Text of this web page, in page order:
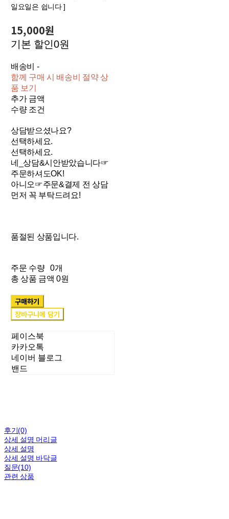
일요일은 쉽니다 ]
15,000원
기본 할인0원
배송비 -
함께 구매 시 배송비 절약 상
품 보기
추가 금액
수량 조건
상담받으셨나요?
선택하세요.
선택하세요.
네_상담&시안받았습니다☞
주문하셔도OK!
아니오☞주문&결제 전 상담
먼저 꼭 부탁드려요!
품절된 상품입니다.
주문 수량
0개
총 상품 금액 0원
구매하기
장바구니에 담기
페이스북
카카오톡
네이버 블로그
밴드
후기(0)
상세 설명 머리글
상세 설명
상세 설명 바닥글
질문(10)
관련 상품